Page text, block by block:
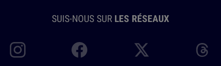
SUIS-NOUS SUR LES RÉSEAUX